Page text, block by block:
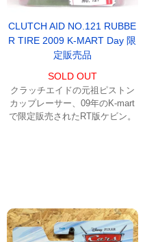
CLUTCH AID NO.121 RUBBE
R TIRE 2009 K-MART Day 限
定販売品
SOLD OUT
クラッチエイドの元祖ピストン
カップレーサー、09年のK-mart
で限定販売されたRT版ケビン。